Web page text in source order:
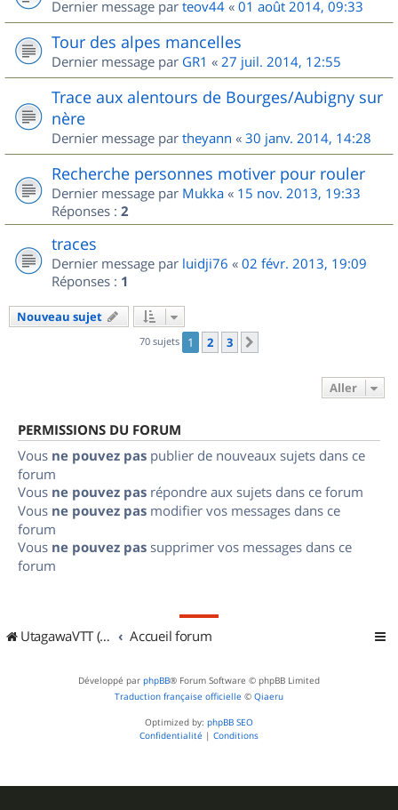
Dernier message par teov44 « 01 août 2014, 09:33
Tour des alpes mancelles
Dernier message par GR1 « 27 juil. 2014, 12:55
Trace aux alentours de Bourges/Aubigny sur
nère
Dernier message par theyann « 30 janv. 2014, 14:28
Recherche personnes motiver pour rouler
Dernier message par Mukka « 15 nov. 2013, 19:33
Réponses : 2
traces
Dernier message par luidji76 « 02 févr. 2013, 19:09
Réponses : 1
Nouveau sujet
70 sujets 1 2 3
Aller
PERMISSIONS DU FORUM
Vous ne pouvez pas publier de nouveaux sujets dans ce
forum
Vous ne pouvez pas répondre aux sujets dans ce forum
Vous ne pouvez pas modifier vos messages dans ce
forum
Vous ne pouvez pas supprimer vos messages dans ce
forum
UtagawaVTT (Randos VTT et VTTAE avec traces GPS) Accueil forum
Développé par phpBB® Forum Software © phpBB Limited
Traduction française officielle © Qiaeru
Optimized by: phpBB SEO
Confidentialité | Conditions